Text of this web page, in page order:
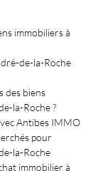
immobiliers à
de-la-Roche
des biens
la-Roche ?
Antibes IMMO
pour
la-Roche
immobilier à